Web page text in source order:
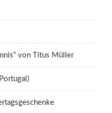
von Titus Müller